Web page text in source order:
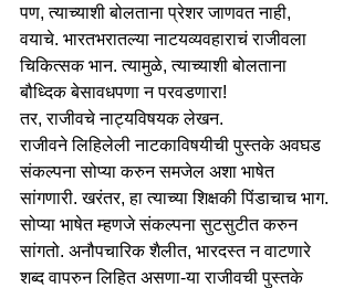
पण, त्याच्याशी बोलताना प्रेशर जाणवत नाही,
वयाचे. भारतभरातल्या नाटयव्यवहाराचं राजीवला
चिकित्सक भान. त्यामुळे, त्याच्याशी बोलताना
बौध्दिक बेसावधपणा न परवडणारा!
तर, राजीवचे नाट्यविषयक लेखन.
राजीवने लिहिलेली नाटकाविषयीची पुस्तके अवघड
संकल्पना सोप्या करुन समजेल अशा भाषेत
सांगणारी. खरंतर, हा त्याच्या शिक्षकी पिंडाचाच भाग.
सोप्या भाषेत म्हणजे संकल्पना सुटसुटीत करुन
सांगतो. अनौपचारिक शैलीत, भारदस्त न वाटणारे
शब्द वापरुन लिहित असणा-या राजीवची पुस्तके